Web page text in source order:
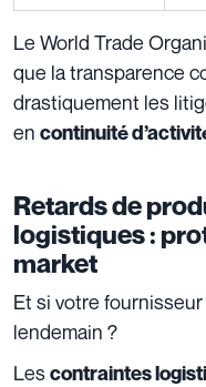
Le World Trade
que la transparence
drastiquement les
en continuité
Retards de
logistiques :
market
Et si votre
lendemain ?
Lescontraintes